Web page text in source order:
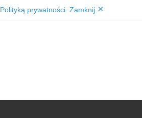
Polityką prywatności Zamknij ×